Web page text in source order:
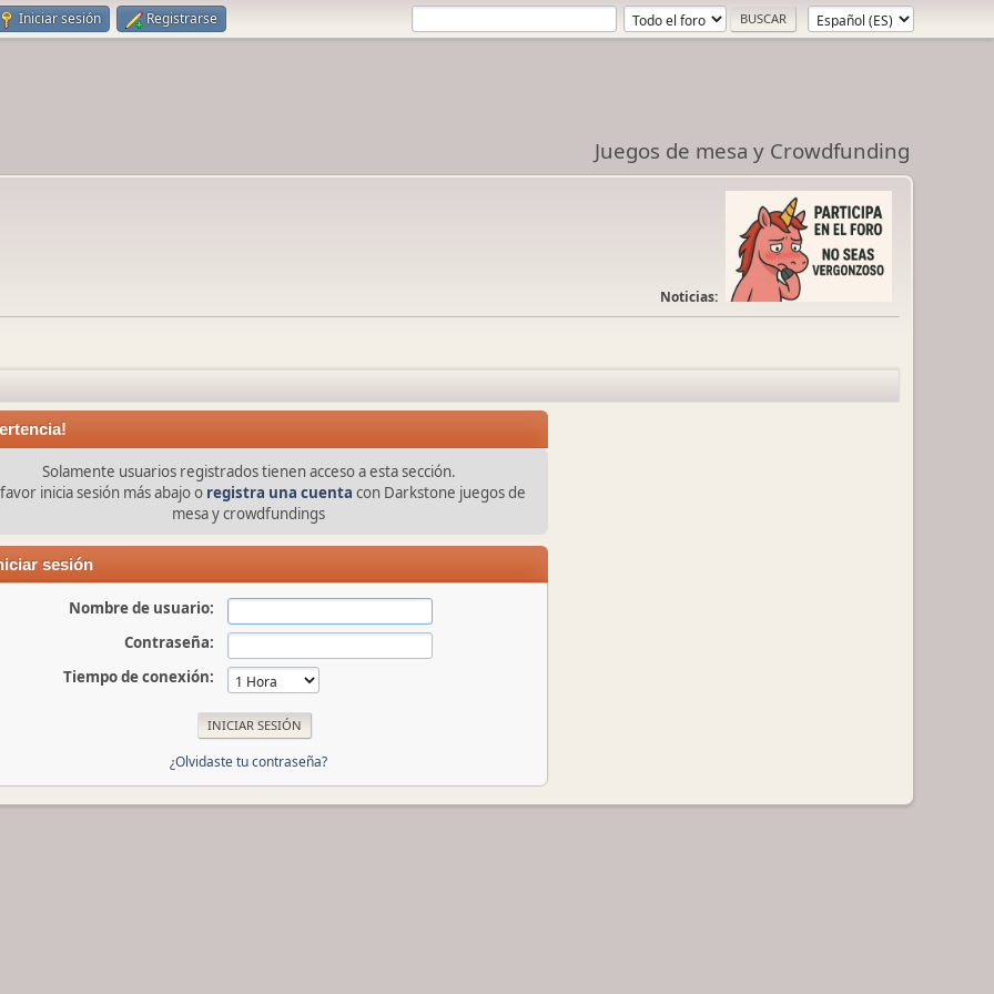
Iniciar sesión Registrarse
Juegos de mesa y Crowdfunding
Noticias:
Solamente usuarios registrados tienen acceso a esta sección.
inicia sesión más abajo o registra una cuenta con Darkstone juegos de
mesa y crowdfundings
sesión
Nombre de usuario:
Contraseña:
Tiempo de conexión:
¿Olvidaste tu contraseña?